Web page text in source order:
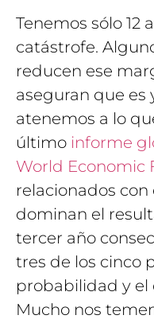
Tenemos sólo 12
catástrofe.
reducen ese
aseguran que es
atenemos a lo
último informe
World Economic
relacionados
dominan el
tercer año
tres de los cinco
probabilidad y
Mucho nos